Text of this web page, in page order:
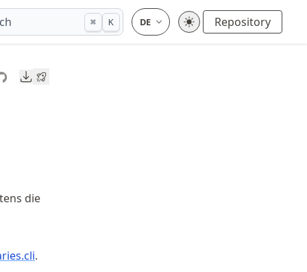
⌘ K Repository
Downloads
die
.